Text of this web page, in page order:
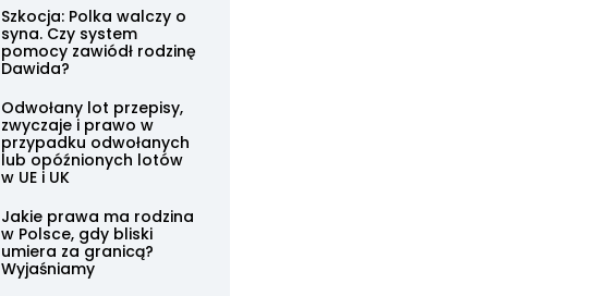
Szkocja: Polka walczy o
syna. Czy system
pomocy zawiódł rodzinę
Dawida?
Odwołany lot przepisy,
zwyczaje i prawo w
przypadku odwołanych
lub opóźnionych lotów
w UE i UK
Jakie prawa ma rodzina
w Polsce, gdy bliski
umiera za granicą?
Wyjaśniamy